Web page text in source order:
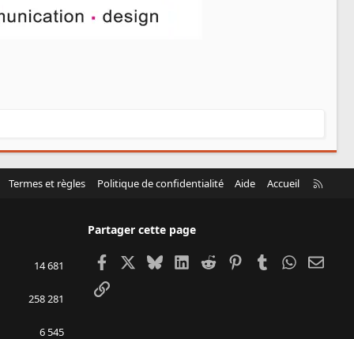
Termes et règles Politique de confidentialité Aide Accueil
14 681
258 281
6 545
Partager cette page
Facebook BlueskyLinkedIn
Reddit Pinterest
TumblrWhatsApp
Email
Lien